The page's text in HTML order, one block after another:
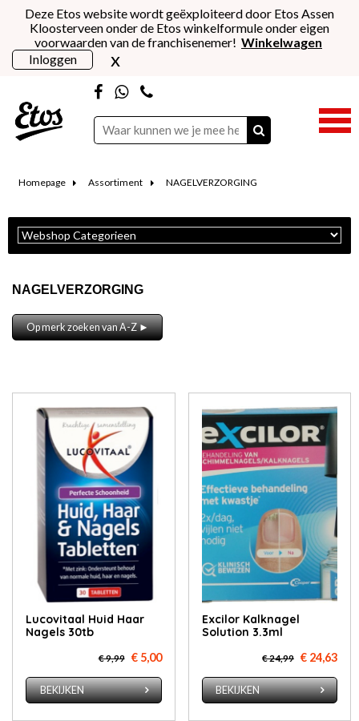
Deze Etos website wordt geëxploiteerd door Etos Assen
Kloosterveen onder de Etos winkelformule onder eigen
voorwaarden van de franchisenemer! Winkelwagen
Inloggen
x
Homepage Assortiment NAGELVERZORGING
NAGELVERZORGING
Op merk zoeken van A-Z ►
Lucovitaal Huid Haar
Nagels 30tb
€ 9,99 € 5,00
BEKIJKEN
Excilor Kalknagel
Solution 3.3ml
€ 24,99 € 24,63
BEKIJKEN